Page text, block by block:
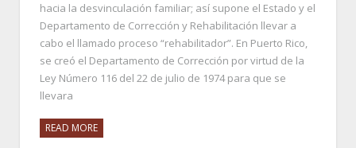
hacia la desvinculación familiar; así supone el Estado y el
Departamento de Corrección y Rehabilitación llevar a
cabo el llamado proceso “rehabilitador”. En Puerto Rico,
se creó el Departamento de Corrección por virtud de la
Ley Número 116 del 22 de julio de 1974 para que se
llevara
READ MORE